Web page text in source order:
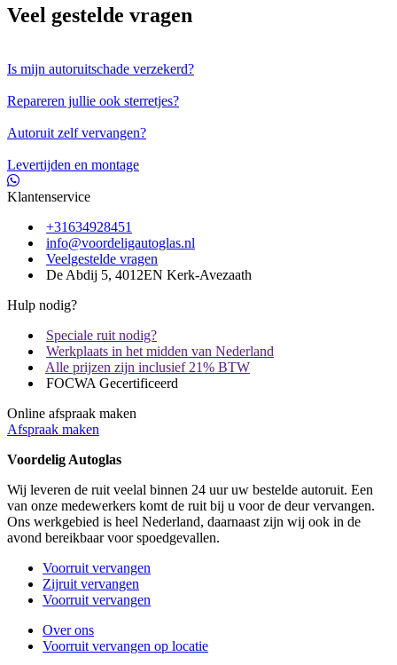
Veel gestelde vragen
Is mijn autoruitschade verzekerd?
Repareren jullie ook sterretjes?
Autoruit zelf vervangen?
Levertijden en montage
Klantenservice
+31634928451
info@voordeligautoglas.nl
Veelgestelde vragen
De Abdij 5, 4012EN Kerk-Avezaath
Hulp nodig?
Speciale ruit nodig?
Werkplaats in het midden van Nederland
Alle prijzen zijn inclusief 21% BTW
FOCWA Gecertificeerd
Online afspraak maken
Afspraak maken
Voordelig Autoglas
Wij leveren de ruit veelal binnen 24 uur uw bestelde autoruit. Een
van onze medewerkers komt de ruit bij u voor de deur vervangen.
Ons werkgebied is heel Nederland, daarnaast zijn wij ook in de
avond bereikbaar voor spoedgevallen.
Voorruit vervangen
Zijruit vervangen
Voorruit vervangen
Over ons
Voorruit vervangen op locatie